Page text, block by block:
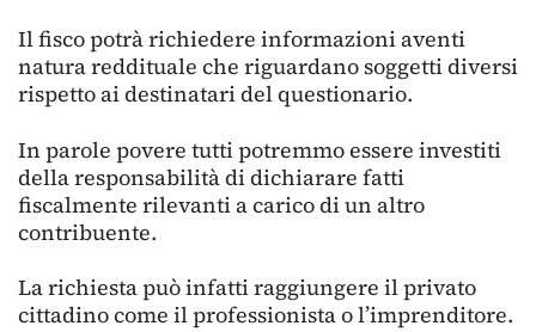
Il fisco potrà richiedere informazioni aventi
natura reddituale che riguardano soggetti diversi
rispetto ai destinatari del questionario.
In parole povere tutti potremmo essere investiti
della responsabilità di dichiarare fatti
fiscalmente rilevanti a carico di un altro
contribuente.
La richiesta può infatti raggiungere il privato
cittadino come il professionista o l’imprenditore.